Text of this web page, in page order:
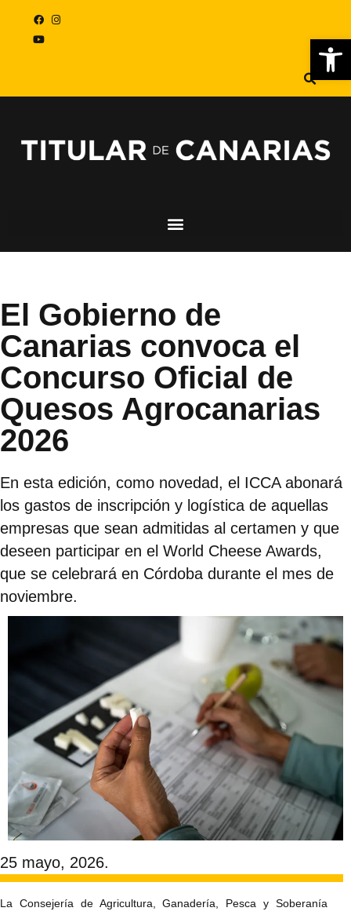
El Gobierno de
Canarias convoca el
Concurso Oficial de
Quesos Agrocanarias
2026
En esta edición, como novedad, el ICCA abonará
los gastos de inscripción y logística de aquellas
empresas que sean admitidas al certamen y que
deseen participar en el World Cheese Awards,
que se celebrará en Córdoba durante el mes de
noviembre.
25 mayo, 2026.
La Consejería de Agricultura, Ganadería, Pesca y Soberanía